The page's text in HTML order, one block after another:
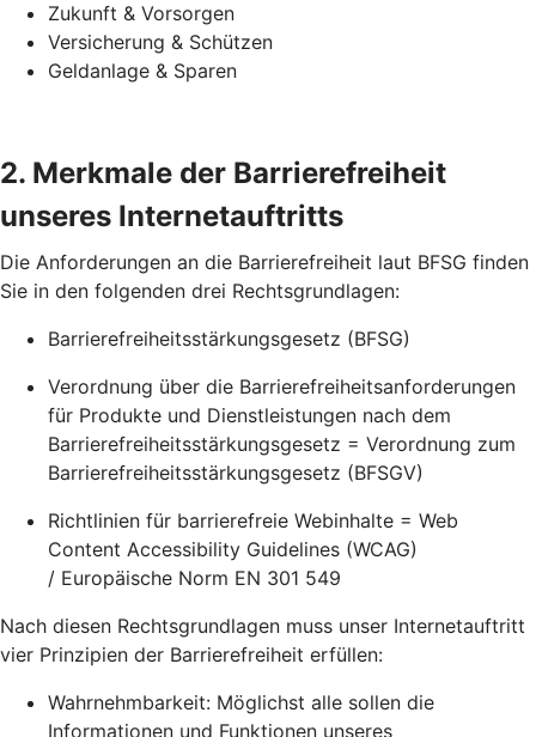
Zukunft & Vorsorgen
Versicherung & Schützen
Geldanlage & Sparen
2. Merkmale der Barrierefreiheit
unseres Internetauftritts
Die Anforderungen an die Barrierefreiheit laut BFSG finden
Sie in den folgenden drei Rechtsgrundlagen:
Barrierefreiheitsstärkungsgesetz (BFSG)
Verordnung über die Barrierefreiheitsanforderungen
für Produkte und Dienstleistungen nach dem
Barrierefreiheitsstärkungsgesetz = Verordnung zum
Barrierefreiheitsstärkungsgesetz (BFSGV)
Richtlinien für barrierefreie Webinhalte = Web
Content Accessibility Guidelines (WCAG)
/ Europäische Norm EN 301 549
Nach diesen Rechtsgrundlagen muss unser Internetauftritt
vier Prinzipien der Barrierefreiheit erfüllen:
Wahrnehmbarkeit: Möglichst alle sollen die
Informationen und Funktionen unseres